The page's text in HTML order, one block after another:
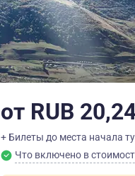
от RUB
+ Билеты до места начала
Что включено в